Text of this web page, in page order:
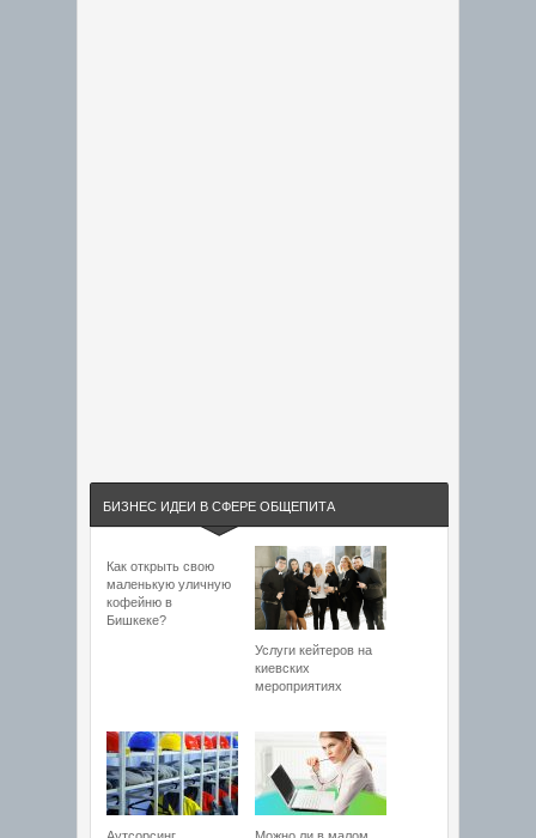
БИЗНЕС ИДЕИ В СФЕРЕ ОБЩЕПИТА
Как открыть свою
маленькую уличную
кофейню в
Бишкеке?
Услуги кейтеров на
киевских
мероприятиях